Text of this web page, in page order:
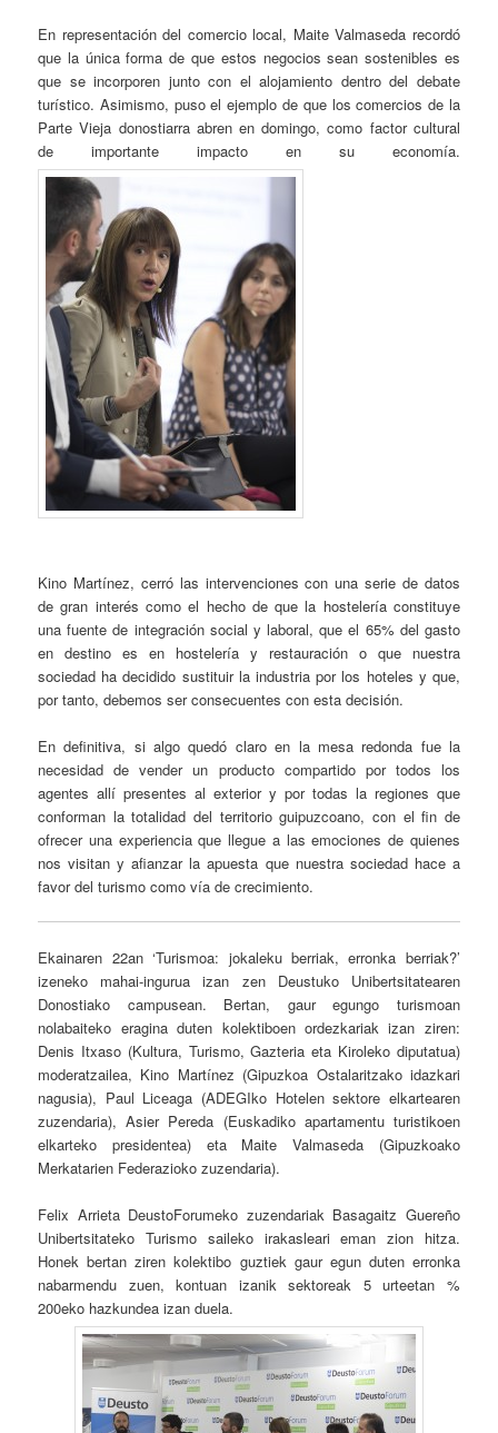
En representación del comercio local, Maite Valmaseda recordó
que la única forma de que estos negocios sean sostenibles es
que se incorporen junto con el alojamiento dentro del debate
turístico. Asimismo, puso el ejemplo de que los comercios de la
Parte Vieja donostiarra abren en domingo, como factor cultural
de importante impacto en su economía.
Kino Martínez, cerró las intervenciones con una serie de datos
de gran interés como el hecho de que la hostelería constituye
una fuente de integración social y laboral, que el 65% del gasto
en destino es en hostelería y restauración o que nuestra
sociedad ha decidido sustituir la industria por los hoteles y que,
por tanto, debemos ser consecuentes con esta decisión.
En definitiva, si algo quedó claro en la mesa redonda fue la
necesidad de vender un producto compartido por todos los
agentes allí presentes al exterior y por todas la regiones que
conforman la totalidad del territorio guipuzcoano, con el fin de
ofrecer una experiencia que llegue a las emociones de quienes
nos visitan y afianzar la apuesta que nuestra sociedad hace a
favor del turismo como vía de crecimiento.
Ekainaren 22an ‘Turismoa: jokaleku berriak, erronka berriak?’
izeneko mahai-ingurua izan zen Deustuko Unibertsitatearen
Donostiako campusean. Bertan, gaur egungo turismoan
nolabaiteko eragina duten kolektiboen ordezkariak izan ziren:
Denis Itxaso (Kultura, Turismo, Gazteria eta Kiroleko diputatua)
moderatzailea, Kino Martínez (Gipuzkoa Ostalaritzako idazkari
nagusia), Paul Liceaga (ADEGIko Hotelen sektore elkartearen
zuzendaria), Asier Pereda (Euskadiko apartamentu turistikoen
elkarteko presidentea) eta Maite Valmaseda (Gipuzkoako
Merkatarien Federazioko zuzendaria).
Felix Arrieta DeustoForumeko zuzendariak Basagaitz Guereño
Unibertsitateko Turismo saileko irakasleari eman zion hitza.
Honek bertan ziren kolektibo guztiek gaur egun duten erronka
nabarmendu zuen, kontuan izanik sektoreak 5 urteetan %
200eko hazkundea izan duela.